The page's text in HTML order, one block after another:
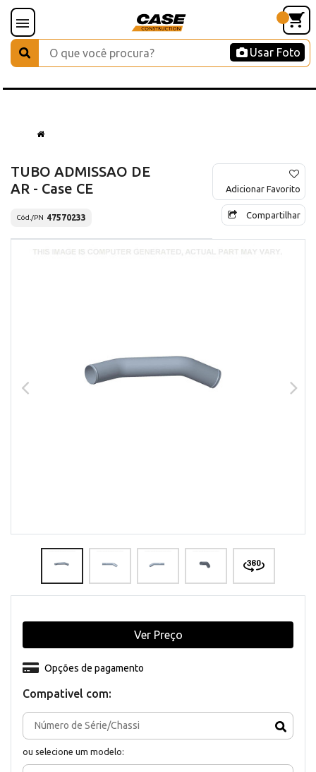
Usar Foto
TUBO ADMISSAO DE
AR - Case CE
Cód./PN 47570233
Adicionar Favorito
Compartilhar
Compativel com:
ou selecione um modelo:
Opções de pagamento
Ver Preço